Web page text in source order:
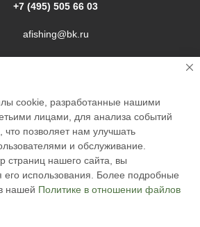
+7 (495) 505 66 03
afishing@bk.ru
- продажа товаров для рыбалки по
Москве и России
cookie, разработанные нашими
лицами, для анализа событий
позволяет нам улучшать
и обслуживание.
страниц нашего сайта, вы
его использования. Более подробные
нашей Политике в отношении файлов